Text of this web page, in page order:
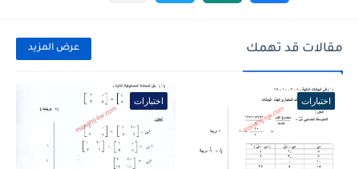
مقالات قد تهمك عرض المزيد
اختبارات اختبارات